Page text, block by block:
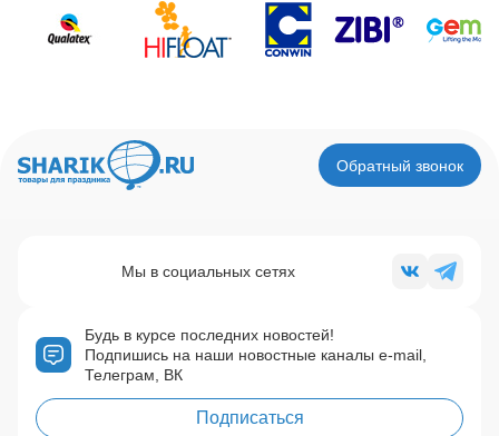
Обратный звонок
Будь в курсе последних новостей!
Подпишись на наши новостные каналы e-mail,
Телеграм, ВК
Подписаться
Мы в социальных сетях